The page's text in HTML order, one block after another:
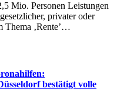
Mio. Personen Leistungen
privater oder
Thema ‚Rente’…
bestätigt volle